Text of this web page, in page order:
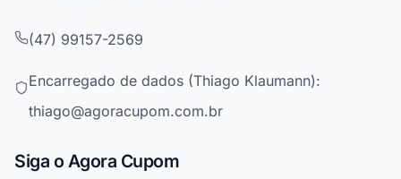
(47) 99157-2569
Encarregado de dados (Thiago Klaumann):
thiago@agoracupom.com.br
Siga o Agora Cupom